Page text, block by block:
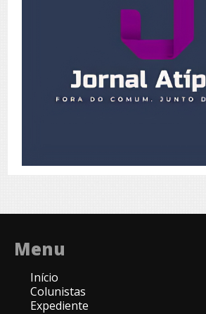
Menu
Início
Colunistas
Expediente